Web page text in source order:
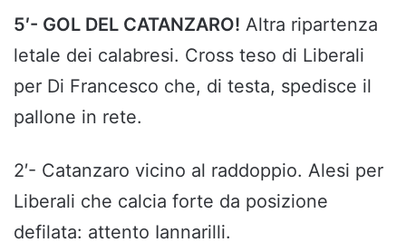
5′- GOL DEL CATANZARO! Altra ripartenza
letale dei calabresi. Cross teso di Liberali
per Di Francesco che, di testa, spedisce il
pallone in rete.
2′- Catanzaro vicino al raddoppio. Alesi per
Liberali che calcia forte da posizione
defilata: attento Iannarilli.